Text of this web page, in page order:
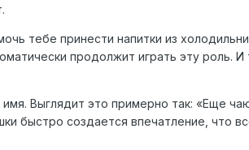
тебе принести напитки из
продолжит играть эту роль. И
Выглядит это примерно так: «Еще
быстро создается впечатление, что